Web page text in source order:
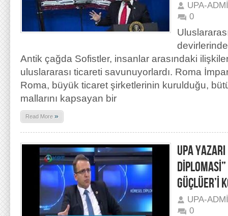
UPA-
0
Antik çağda Sofistler, insanlar arasındaki
uluslararası ticareti savunuyorlardı. Roma
Roma, büyük ticaret şirketlerinin kurulduğu,
mallarını kapsayan bir
Read More »
UPA
GÜÇLÜER’İ
UPA-
0